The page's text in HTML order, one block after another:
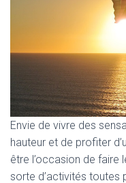
Envie de vivre des
hauteur et de profiter
être l’occasion de faire
sorte d’activités toutes